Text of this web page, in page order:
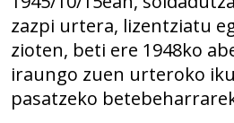
zazpi urtera, lizentziatu
zioten, beti ere 1948ko
iraungo zuen urteroko
pasatzeko